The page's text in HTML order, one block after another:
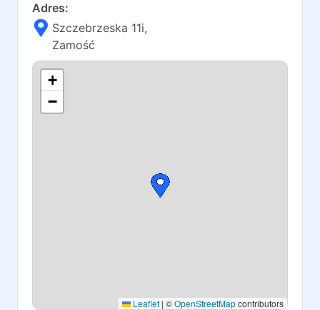
Adres:
Szczebrzeska 11i,
Zamość
+
−
Leaflet | ©OpenStreetMapcontributors